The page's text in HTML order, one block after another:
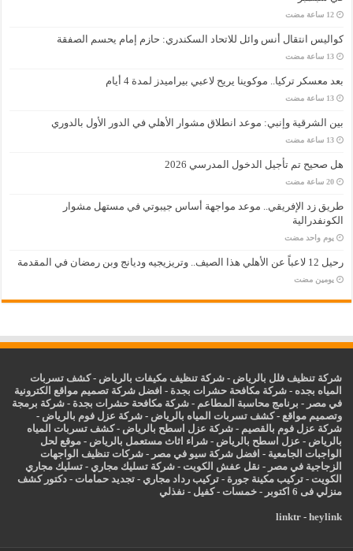
‏12 ساعة مضت
كواليس انتقال أنس وائل للاتحاد السكندري: حازم إمام يحسم الصفقة
‏13 ساعة مضت
بعد معسكر تركيا.. موكوينا يريح لاعبي بيراميدز لمدة 4 أيام
‏13 ساعة مضت
بين الشرقية وإنبي: موعد انطلاق مشوار الأهلي في الدور الأول بالدوري
‏13 ساعة مضت
هل صحيح تم تأجيل الدخول المدرسي 2026
‏20 ساعة مضت
طريق زد الإفريقي.. موعد مواجهة أساس جيبوتي في مستهل مشوار
الكونفدرالية
‏يوم واحد مضت
رحيل 12 لاعباً عن الأهلي هذا الصيف.. وتريزيجيه وديانج وبن رمضان في المقدمة
‏يومين مضت
شركة تنظيف فلل بالرياض -شركة تنظيف مكيفات بالرياض -كشف تسربات
المياه بجده -شركة مكافحة حشرات بجدة - افضل شركة تصميم مواقع الكترونية
في مصر - برنامج محاسبة المطاعم -شركة مكافحة حشرات بجدة -شركة برمجة
وتصميم مواقع -كشف تسربات المياه بالرياض -شركة عزل فوم بالرياض -
شركة عزل فوم بالقصيم -شركة عزل اسطح بالرياض -كشف تسربات المياه
بالرياض - عزل اسطح بالرياض -شراء اثاث مستعمل بالرياض - موقع لحل
الواجبات الجامعية - افضل شركة سيو في مصر -شركات تنظيف الواجهات
الزجاجية في مصر - نقل عفش الكويت -شركة تسليك مجاري -تسليك مجاري
الكويت -تركيب مكينة جورة -تركيب رداد مجاري -تجديد حمامات -دكتور كشف
منزلي فى 6 اكتوبر
-خمسات -كفيل - نفذلي
linktr- heylink